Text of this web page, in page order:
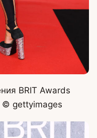
BRIT Awards
© gettyimages